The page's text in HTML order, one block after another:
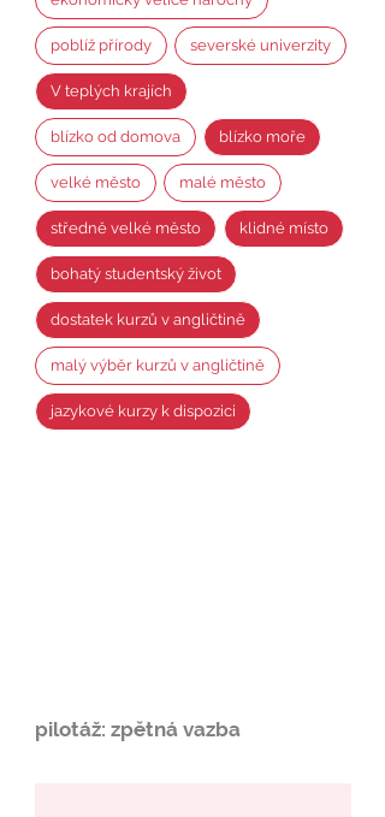
poblíž přírody severské univerzity
V teplých krajích
blízko od domova blízko moře
velké město malé město
středně velké město klidné místo
bohatý studentský život
dostatek kurzů v angličtině
malý výběr kurzů v angličtině
jazykové kurzy k dispozici
pilotáž: zpětná vazba